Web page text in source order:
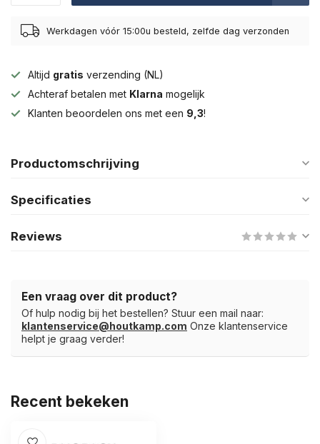
Werkdagen vóór 15:00u besteld, zelfde dag verzonden
Altijd gratis verzending (NL)
Achteraf betalen met Klarna mogelijk
Klanten beoordelen ons met een 9,3!
Productomschrijving
Specificaties
Reviews
Een vraag over dit product?
Of hulp nodig bij het bestellen? Stuur een mail naar:
klantenservice@houtkamp.com Onze klantenservice
helpt je graag verder!
Recent bekeken